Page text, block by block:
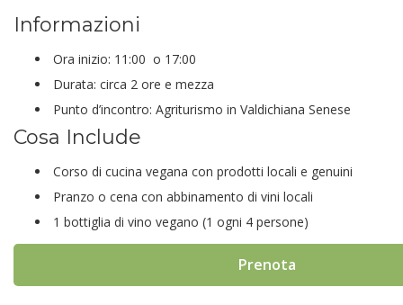
Informazioni
Ora inizio: 11:00 o 17:00
Durata: circa 2 ore e mezza
Punto d’incontro: Agriturismo in Valdichiana Senese
Cosa Include
Corso di cucina vegana con prodotti locali e genuini
Pranzo o cena con abbinamento di vini locali
1 bottiglia di vino vegano (1 ogni 4 persone)
Prenota